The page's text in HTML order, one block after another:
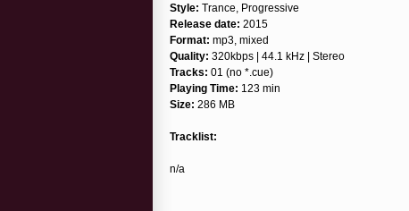
Style: Trance, Progressive
Release date: 2015
Format: mp3, mixed
Quality: 320kbps | 44.1 kHz | Stereo
Tracks: 01 (no *.cue)
Playing Time: 123 min
Size: 286 MB
Tracklist:
n/a